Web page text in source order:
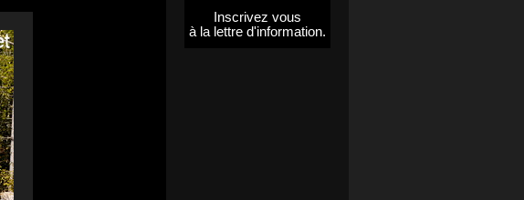
Inscrivez vous
à la lettre d'information.